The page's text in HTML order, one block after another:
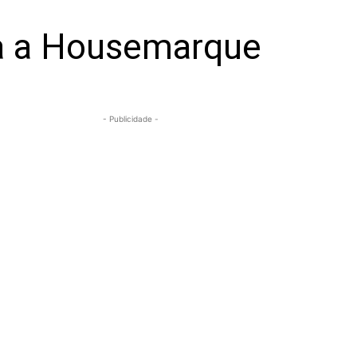
Housemarque
- Publicidade -